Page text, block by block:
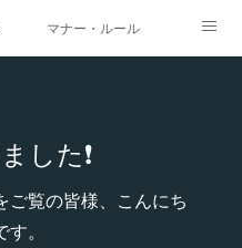
マナー・ルール
した❗️
ご覧の皆様、こんにち
。